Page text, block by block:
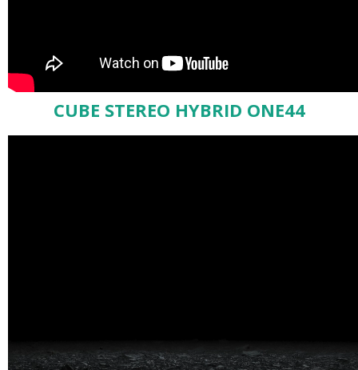
CUBE STEREO HYBRID ONE44